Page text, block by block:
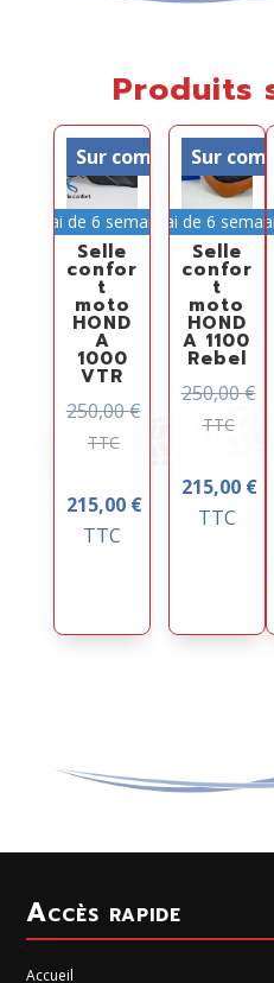
Produits
Sur commande
Délai de 6 semaines
Selle
confor
t
moto
HOND
A
1000
VTR
250,00€
TTC
215,00 €
TTC
Sur
Délai de 6
Selle
confor
t
moto
HOND
A 1100
Rebel
250,00€
TTC
215,00 €
TTC
Accès rapide
Accueil